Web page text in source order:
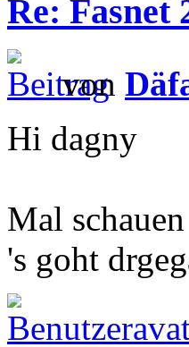
Re: Fasnet
von
Hi dagny
Mal
's goht